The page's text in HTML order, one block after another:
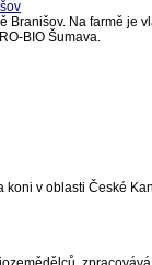
Na farmě je
BIO Šumava.
koni v oblasti České